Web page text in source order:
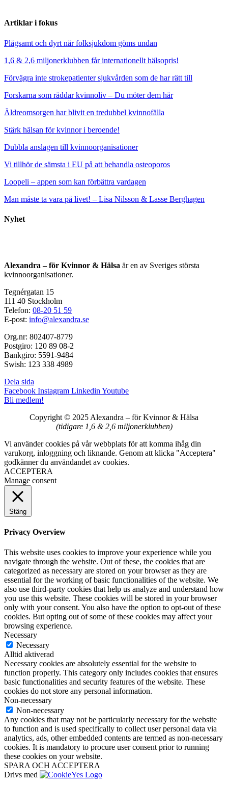
Artiklar i fokus
Plågsamt och dyrt när folksjukdom göms undan
1,6 & 2,6 miljonerklubben får internationellt hälsopris!
Förvägra inte strokepatienter sjukvården som de har rätt till
Forskarna som räddar kvinnoliv – Du möter dem här
Äldreomsorgen har blivit en tredubbel kvinnofälla
Stärk hälsan för kvinnor i beroende!
Dubbla anslagen till kvinnoorganisationer
Vi tillhör de sämsta i EU på att behandla osteoporos
Loopeli – appen som kan förbättra vardagen
Man måste ta vara på livet! – Lisa Nilsson & Lasse Berghagen
Nyhet
Alexandra – för Kvinnor & Hälsa är en av Sveriges största
kvinnoorganisationer.
Tegnérgatan 15
111 40 Stockholm
Telefon: 08-20 51 59
E-post: info@alexandra.se
Org.nr: 802407-8779
Postgiro: 120 89 08-2
Bankgiro: 5591-9484
Swish: 123 338 4989
Dela sida
Facebook Instagram Linkedin Youtube
Bli medlem!
Copyright © 2025 Alexandra – för Kvinnor & Hälsa
(tidigare 1,6 & 2,6 miljonerklubben)
Vi använder cookies på vår webbplats för att komma ihåg din
varukorg, inloggning och liknande. Genom att klicka "Acceptera"
godkänner du användandet av cookies.
ACCEPTERA
Manage consent
Stäng
Privacy Overview
This website uses cookies to improve your experience while you
navigate through the website. Out of these, the cookies that are
categorized as necessary are stored on your browser as they are
essential for the working of basic functionalities of the website. We
also use third-party cookies that help us analyze and understand how
you use this website. These cookies will be stored in your browser
only with your consent. You also have the option to opt-out of these
cookies. But opting out of some of these cookies may affect your
browsing experience.
Necessary
Necessary
Alltid aktiverad
Necessary cookies are absolutely essential for the website to
function properly. This category only includes cookies that ensures
basic functionalities and security features of the website. These
cookies do not store any personal information.
Non-necessary
Non-necessary
Any cookies that may not be particularly necessary for the website
to function and is used specifically to collect user personal data via
analytics, ads, other embedded contents are termed as non-necessary
cookies. It is mandatory to procure user consent prior to running
these cookies on your website.
SPARA OCH ACCEPTERA
Drivs med